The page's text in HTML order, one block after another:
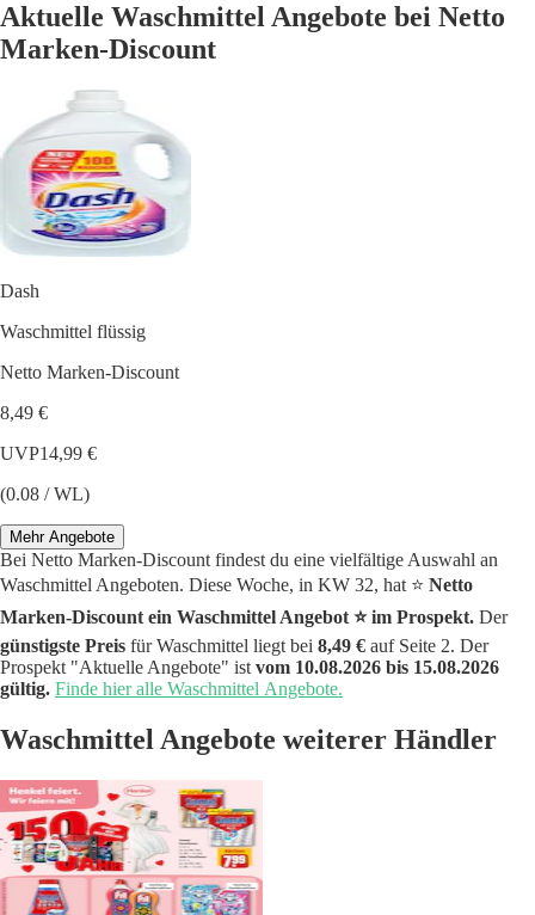
Aktuelle Waschmittel Angebote bei Netto
Marken-Discount
Dash
Waschmittel flüssig
Netto Marken-Discount
8,49 €
UVP14,99 €
(0.08 / WL)
Mehr Angebote
Bei Netto Marken-Discount findest du eine vielfältige Auswahl an
Waschmittel Angeboten. Diese Woche, in KW 32, hat ⭐️ Netto
Marken-Discount ein Waschmittel Angebot ⭐️ im Prospekt. Der
günstigste Preis für Waschmittel liegt bei 8,49 € auf Seite 2. Der
Prospekt "Aktuelle Angebote" ist vom 10.08.2026 bis 15.08.2026
gültig. Finde hier alle Waschmittel Angebote.
Waschmittel Angebote weiterer Händler